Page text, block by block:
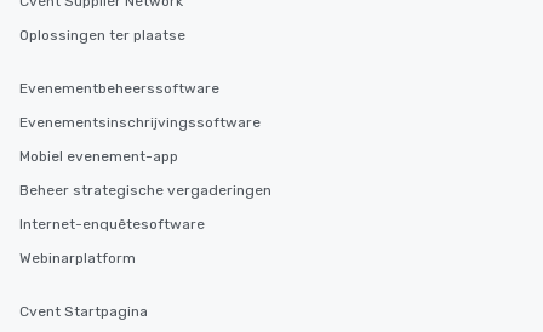
Oplossingen ter plaatse
Evenementbeheerssoftware
Evenementsinschrijvingssoftware
Mobiel evenement-app
Beheer strategische vergaderingen
Internet-enquêtesoftware
Webinarplatform
Cvent Startpagina